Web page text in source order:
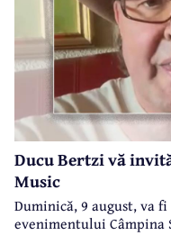
Ducu Bertzi vă
Music
Duminică, 9 august, va
evenimentului Câmpina